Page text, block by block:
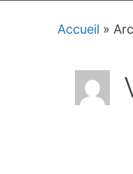
Accueil »